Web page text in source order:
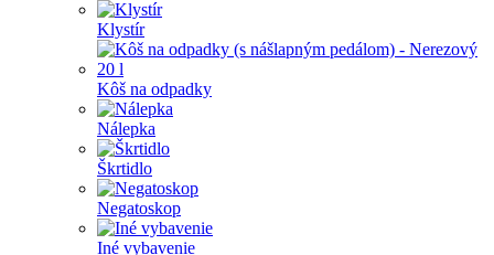
Klystír
Kôš na odpadky
Nálepka
Škrtidlo
Negatoskop
Iné vybavenie